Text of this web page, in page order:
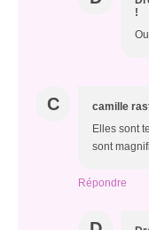
!
C camille
Elles sont
sont
Répondre